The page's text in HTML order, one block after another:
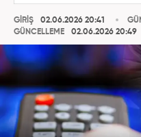
GİRİŞ
02.06.2026 20:41
GÜNCELLEME
02.06.2026 20:49